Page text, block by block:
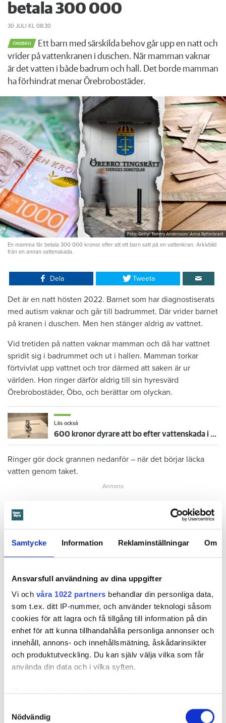
Samtycke Information Reklaminställningar Om
Ansvarsfull användning av dina uppgifter
Vi och våra 1022 partners behandlar din personliga data,
som t.ex. ditt IP-nummer, och använder teknologi såsom
cookies för att lagra och få tillgång till information på din
enhet för att kunna tillhandahålla personliga annonser och
innehåll, annons- och innehållsmätning, åskådarinsikter
och produktutveckling. Du kan själv välja vilka som får
använda din data och i vilka syften.
som kan ha en noggrannhet på upp till flera meter
Nödvändig
betala 300 000
30 JULI KL 08:30
ÖREBRO
Ett barn med särskilda behov går upp en natt och
vrider på vattenkranen i duschen. När mamman vaknar
är det vatten i både badrum och hall. Det borde mamman
ha förhindrat menar Örebrobostäder.
Foto: Getty/ Tommy Andersson/ Anna Rytterbrant
En mamma får betala 300 000 kronor efter att ett barn satt på en vattenkran. Arkivbild
från en annan vattenskada.
Dela Tweeta
Det är en natt hösten 2022. Barnet som har diagnostiserats
med autism vaknar och går till badrummet. Där vrider barnet
på kranen i duschen. Men hen stänger aldrig av vattnet.
Vid tretiden på natten vaknar mamman och då har vattnet
spridit sig i badrummet och ut i hallen. Mamman torkar
förtvivlat upp vattnet och tror därmed att saken är ur
världen. Hon ringer därför aldrig till sin hyresvärd
Örebrobostäder, Öbo, och berättar om olyckan.
Läs också
600 kronor dyrare att bo efter vattenskada i Varberg
Ringer gör dock grannen nedanför – när det börjar läcka
vatten genom taket.
När Öbo börjar undersöka skadan i januari 2023 visar det
sig att den är större än man först trott. Sanden under golvet
har sugit upp vattnet så att det spridit sig in i både kök och
vardagsrum.